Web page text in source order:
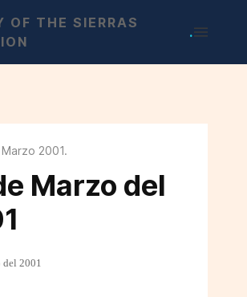
OF THE SIERRAS
.
2001.
Marzo del
del 2001